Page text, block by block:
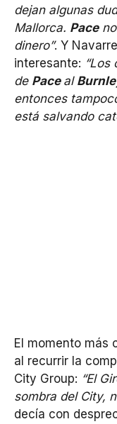
dejan algunas
Mallorca. Paceno
dinero”. Y
interesante: “Los
de Pace al
entonces
está salvando
El momento más
al recurrir la
City Group: “El
sombra del City,
decía con